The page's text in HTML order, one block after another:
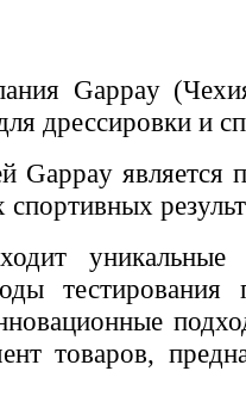
Gappay (
дрессировки и
Gappay является
уникальные
тестирования
товаров,